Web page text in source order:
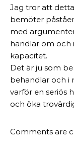
Jag tror att
bemöter
med
handlar om och
kapacitet.
Det är ju som
behandlar och i
varför en seriös
och öka
Comments are